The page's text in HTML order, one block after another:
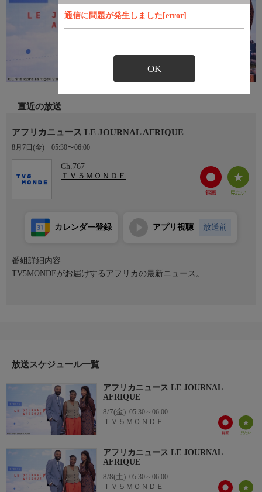
通信に問題が発生しました[error]
OK
直近の放送
アフリカニュース LE JOURNAL AFRIQUE
8月7日(金) 05:30〜06:00
Ch.767
ＴＶ５ＭＯＮＤＥ
カレンダー登録 アプリ視聴 放送前
番組詳細内容
TV5MONDEがお届けするアフリカの最新ニュース。
放送スケジュール一覧
アフリカニュース LE JOURNAL
AFRIQUE
8/7(金) 05:30～06:00
ＴＶ５ＭＯＮＤＥ
アフリカニュース LE JOURNAL
AFRIQUE
8/8(土) 05:30～06:00
ＴＶ５ＭＯＮＤＥ